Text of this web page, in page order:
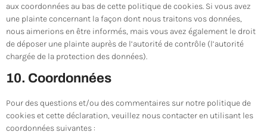
aux coordonnées au bas de cette politique de cookies. Si vous avez
une plainte concernant la façon dont nous traitons vos données,
nous aimerions en être informés, mais vous avez également le droit
de déposer une plainte auprès de l’autorité de contrôle (l’autorité
chargée de la protection des données).
10. Coordonnées
Pour des questions et/ou des commentaires sur notre politique de
cookies et cette déclaration, veuillez nous contacter en utilisant les
coordonnées suivantes :